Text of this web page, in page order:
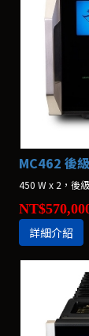
MC462 後
450 W x 2，後
詳細介紹